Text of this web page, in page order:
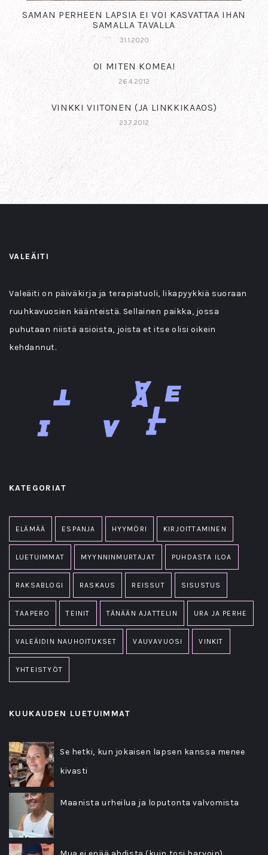
SAMAN PERHEEN LAPSIA EI VOI KASVATTAA IHAN
SAMALLA TAVALLA
31.1.2020
OI MITEN KOMEA!
26.4.2012
VINKKI VIITONEN (JA LINKKIKAAOS)
23.7.2012
VALEÄITI
Valeäiti on päiväkirja ja terapiatuoli, likapyykkiä suoraan
ruuhkavuosien käänteistä. Sellainen paikka, jossa
puhutaan niistä asioista, joista et itse olisi oikein
kehdannut.
KATEGORIAT
ELÄMÄÄ ESPANJA HYYMÖRI KIRJOITTAMINEN
LUETUIMMAT MYYNNINMURTAJAT PUHDASTA ILOA
RAKSABLOGI RASKAUS REISSUT SISUSTUS
TAAPERO TEINIT TÄNÄÄN AJATTELIN URA JA PERHE
VALEÄIDIN NAUHOITUKSET VAUVAVUOSI VINKIT
YHTEISTYÖT
KUUKAUDEN LUETUIMMAT
Se hetki, kun jokaisen lapsen kanssa menee
kivasti
Maanista urheilua ja loputonta valvomista